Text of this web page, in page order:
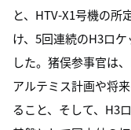
と、HTV-X1号機の所
け、5回連続のH3ロ
した。猪俣参事官は
アルテミス計画や将
ること、そして、H3